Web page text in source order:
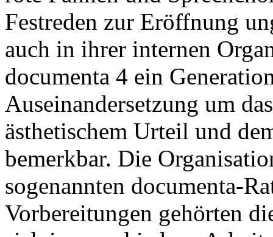
Festreden zur Eröffnung
auch in ihrer internen
documenta 4 ein
Auseinandersetzung um
ästhetischem Urteil und
bemerkbar. Die
sogenannten documenta-
Vorbereitungen gehörten